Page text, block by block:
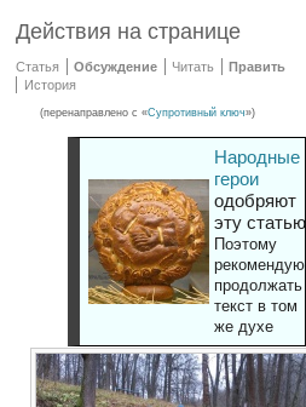
Действия на странице
Статья Обсуждение Читать
Править
История
(перенаправлено с «Супротивный ключ»)
Народные
герои
одобряют
эту статью
Поэтому
рекомендуют
продолжать
текст в том
же духе